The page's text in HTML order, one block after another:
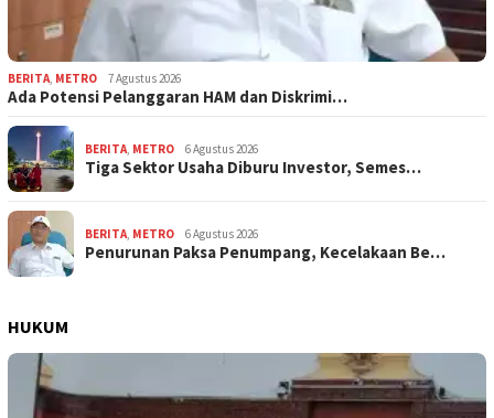
BERITA, METRO 7 Agustus 2026
Ada Potensi Pelanggaran HAM dan Diskrimi…
BERITA, METRO 6 Agustus 2026
Tiga Sektor Usaha Diburu Investor, Semes…
BERITA, METRO 6 Agustus 2026
Penurunan Paksa Penumpang, Kecelakaan Be…
HUKUM